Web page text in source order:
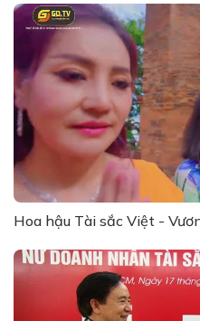
Hoa hậu Tài sắc Việt -